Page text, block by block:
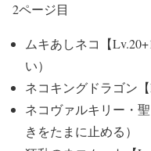
2ページ目
ムキあしネコ【
い）
ネコキングドラゴン【
ネコヴァルキリー・
きをたまに止める）